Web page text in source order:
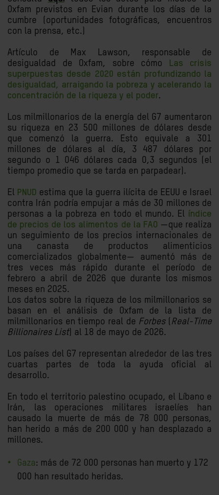
Oxfam previstos en Evian durante los días de la
cumbre (oportunidades fotográficas, encuentros
con la prensa, etc.)
Artículo de Max Lawson, responsable de
desigualdad de Oxfam, sobre cómo
Las crisis
superpuestas desde 2020 están profundizando la
desigualdad, arraigando la pobreza y acelerando la
concentración de la riqueza y el poder.
Los milmillonarios de la energía del G7 aumentaron
su riqueza en 23 500 millones de dólares desde
que comenzó la guerra. Esto equivale a 301
millones de dólares al día, 3 487 dólares por
segundo o 1 046 dólares cada 0,3 segundos (el
tiempo promedio que se tarda en parpadear).
El PNUD estima que la guerra ilícita de EEUU e Israel
contra Irán podría empujar a más de 30 millones de
personas a la pobreza en todo el mundo. El índice
de precios de los alimentos de la FAO —que realiza
un seguimiento de los precios internacionales de
una canasta de productos alimenticios
comercializados globalmente— aumentó más de
tres veces más rápido durante el período de
febrero a abril de 2026 que durante los mismos
meses en 2025.
Los datos sobre la riqueza de los milmillonarios se
basan en el análisis de Oxfam de la lista de
milmillonarios en tiempo real de Forbes(
Real-Time
Billionaires List) al 18 de mayo de 2026.
Los países del G7 representan alrededor de las tres
cuartas partes de toda la ayuda oficial al
desarrollo.
En todo el territorio palestino ocupado, el Líbano e
Irán, las operaciones militares israelíes han
causado la muerte de más de 78 000 personas,
han herido a más de 200 000 y han desplazado a
millones.
Gaza: más de 72 000 personas han muerto y 172
000 han resultado heridas.